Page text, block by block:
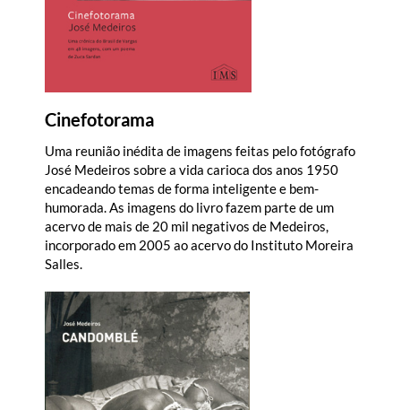
Cinefotorama
Uma reunião inédita de imagens feitas pelo fotógrafo
José Medeiros sobre a vida carioca dos anos 1950
encadeando temas de forma inteligente e bem-
humorada. As imagens do livro fazem parte de um
acervo de mais de 20 mil negativos de Medeiros,
incorporado em 2005 ao acervo do Instituto Moreira
Salles.